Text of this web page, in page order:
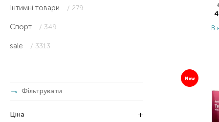
Інтимні товари / 279
Спорт / 349
sale / 3313
Фільтрувати
Ціна
В
New